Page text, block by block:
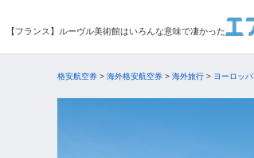
【フランス】ルーヴル美術館はいろんな意味で凄かった
格安航空券 > 海外格安航空券 > 海外旅行 > ヨーロッパ